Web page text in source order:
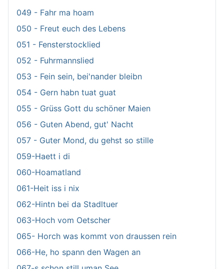
049 - Fahr ma hoam
050 - Freut euch des Lebens
051 - Fensterstocklied
052 - Fuhrmannslied
053 - Fein sein, bei'nander bleibn
054 - Gern habn tuat guat
055 - Grüss Gott du schöner Maien
056 - Guten Abend, gut' Nacht
057 - Guter Mond, du gehst so stille
059-Haett i di
060-Hoamatland
061-Heit iss i nix
062-Hintn bei da Stadltuer
063-Hoch vom Oetscher
065- Horch was kommt von draussen rein
066-He, ho spann den Wagen an